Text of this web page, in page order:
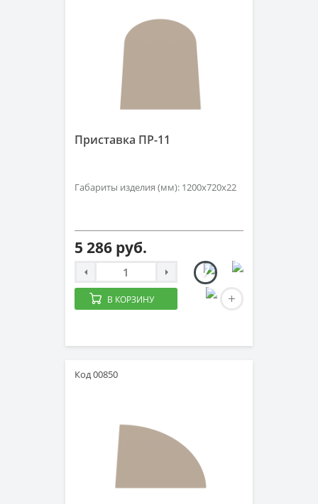
Приставка ПР-11
Габариты изделия (мм): 1200х720х22
5 286 руб.
В КОРЗИНУ
Код 00850